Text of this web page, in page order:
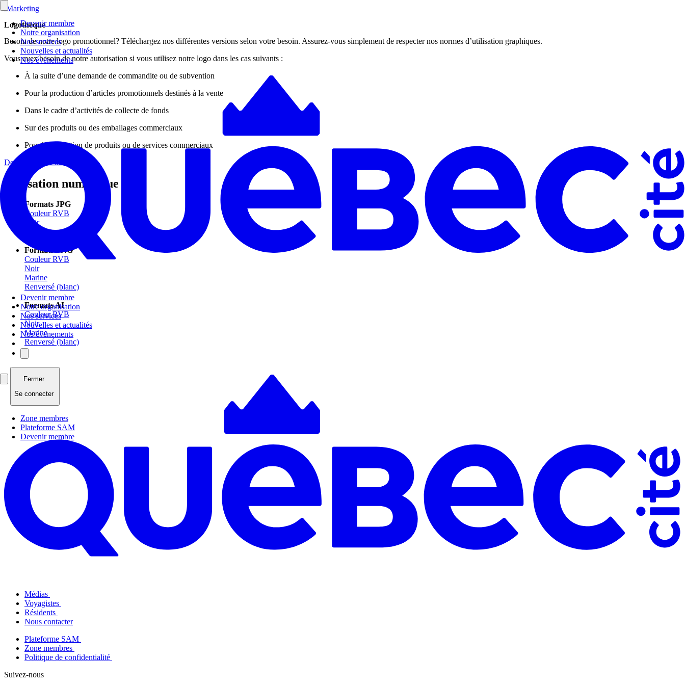
Devenir membre
Notre organisation
Nos services
Nouvelles et actualités
Nos événements
Devenir membre
Notre organisation
Nos services
Nouvelles et actualités
Nos événements
Fermer
Se connecter
Zone membres
Plateforme SAM
Devenir membre
Marketing
Logothèque
Besoin de notre logo promotionnel? Téléchargez nos différentes versions selon votre besoin. Assurez-vous simplement de respecter nos normes d’utilisation graphiques.
Vous avez besoin de notre autorisation si vous utilisez notre logo dans les cas suivants :
À la suite d’une demande de commandite ou de subvention
Pour la production d’articles promotionnels destinés à la vente
Dans le cadre d’activités de collecte de fonds
Sur des produits ou des emballages commerciaux
Pour la promotion de produits ou de services commerciaux
Demandez une autorisation
Utilisation numérique
Formats JPG
Couleur RVB
Noir
Marine
Formats PNG
Couleur RVB
Noir
Marine
Renversé (blanc)
Formats AI
Couleur RVB
Noir
Marine
Renversé (blanc)
Médias
Voyagistes
Résidents
Nous contacter
Plateforme SAM
Zone membres
Politique de confidentialité
Suivez-nous